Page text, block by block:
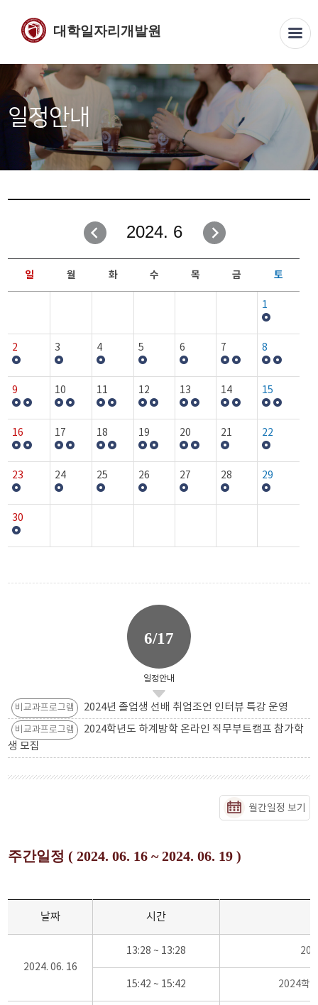
대학일자리개발원
일정안내
2024. 6
일 월 화 수 목 금 토
1
2 3 4 5 6 7 8
9 10 11 12 13 14 15
16 17 18 19 20 21 22
23 24 25 26 27 28 29
30
6/17
일정안내
비교과프로그램 2024년 졸업생 선배 취업조언 인터뷰 특강 운영
비교과프로그램
2024학년도 하계방학 온라인 직무부트캠프 참가학
생 모집
월간일정 보기
주간일정 ( 2024. 06. 16 ~ 2024. 06. 19 )
날짜 시간
2024. 06. 16
13:28 ~ 13:28
15:42 ~ 15:42 2024학